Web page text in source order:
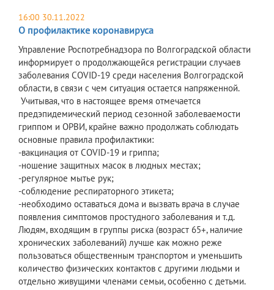
16:00 30.11.2022
О профилактике коронавируса
Управление Роспотребнадзора по Волгоградской области
информирует о продолжающейся регистрации случаев
заболевания COVID-19 среди населения Волгоградской
области, в связи с чем ситуация остается напряженной.
Учитывая, что в настоящее время отмечается
предэпидемический период сезонной заболеваемости
гриппом и ОРВИ, крайне важно продолжать соблюдать
основные правила профилактики:
-вакцинация от COVID-19 и гриппа;
-ношение защитных масок в людных местах;
-регулярное мытье рук;
-соблюдение респираторного этикета;
-необходимо оставаться дома и вызвать врача в случае
появления симптомов простудного заболевания и т.д.
Людям, входящим в группы риска (возраст 65+, наличие
хронических заболеваний) лучше как можно реже
пользоваться общественным транспортом и уменьшить
количество физических контактов с другими людьми и
отдельно живущими членами семьи, особенно с детьми.